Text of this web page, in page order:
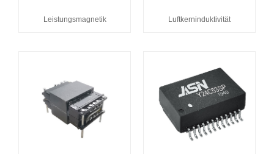
Leistungsmagnetik Luftkerninduktivität